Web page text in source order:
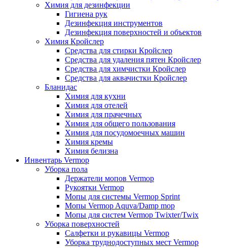
Химия для дезинфекции
Гигиена рук
Дезинфекция инструментов
Дезинфекция поверхностей и объектов
Химия Кройслер
Средства для стирки Кройслер
Средства для удаления пятен Кройслер
Средства для химчистки Кройслер
Средства для аквачистки Кройслер
Бланидас
Химия для кухни
Химия для отелей
Химия для прачечных
Химия для общего пользования
Химия для посудомоечных машин
Химия кремы
Химия белизна
Инвентарь Vermop
Уборка пола
Держатели мопов Vermop
Рукоятки Vermop
Мопы для системы Vermop Sprint
Мопы Vermop Aquva/Damp mop
Мопы для систем Vermop Twixter/Twix
Уборка поверхностей
Салфетки и рукавицы Vermop
Уборка труднодоступных мест Vermop